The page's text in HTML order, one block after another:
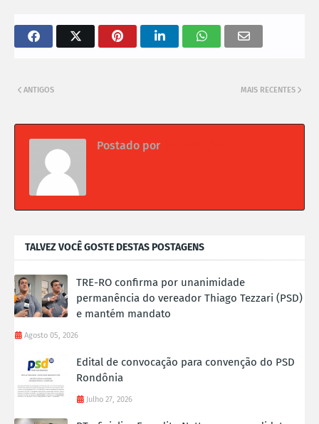
MAIS RECENTES
ANTIGOS
Postado por
TALVEZ VOCÊ GOSTE DESTAS POSTAGENS
TRE-RO confirma por unanimidade
permanência do vereador Thiago Tezzari (PSD)
e mantém mandato
Agosto 05, 2026
Edital de convocação para convenção do PSD
Rondônia
Julho 27, 2026